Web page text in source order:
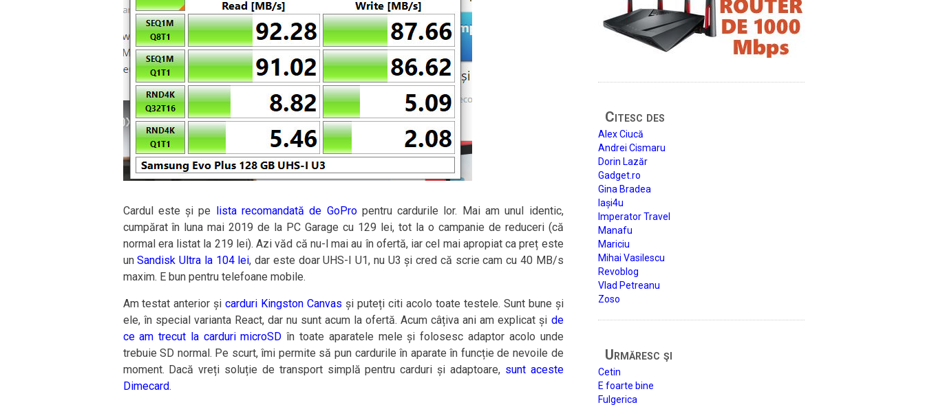
Cardul este și pe lista recomandată de GoPropentru cardurile lor. Mai am unul identic,
cumpărat în luna mai 2019 de la PC Garage cu 129 lei, tot la o campanie de reduceri (că
normal era listat la 219 lei). Azi văd că nu-l mai au în ofertă, iar cel mai apropiat ca preț este
unSandisk Ultra la 104 lei, dar este doar UHS-I U1, nu U3 și cred că scrie cam cu 40 MB/s
maxim. E bun pentru telefoane mobile.
Am testat anterior șicarduri Kingston Canvas și puteți citi acolo toate testele. Sunt bune și
ele, în special varianta React, dar nu sunt acum la ofertă. Acum câțiva ani am explicat și de
ce am trecut la carduri microSD în toate aparatele mele și folosesc adaptor acolo unde
trebuie SD normal. Pe scurt, îmi permite să pun cardurile în aparate în funcție de nevoile de
moment. Dacă vreți soluție de transport simplă pentru carduri și adaptoare, sunt aceste
Dimecard.
Citesc des
Alex Ciucă
Andrei Cismaru
Dorin Lazăr
Gadget.ro
Gina Bradea
Iași4u
Imperator Travel
Manafu
Mariciu
Mihai Vasilescu
Revoblog
Vlad Petreanu
Zoso
Urmăresc şi
Cetin
E foarte bine
Fulgerica